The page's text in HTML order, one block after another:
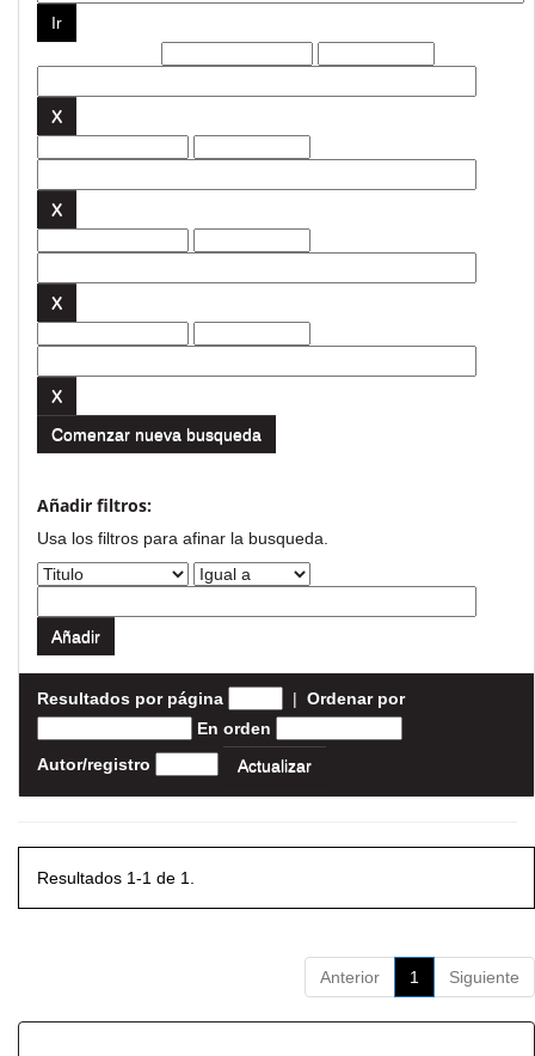
Comenzar nueva busqueda
Añadir filtros:
Usa los filtros para afinar la busqueda.
Resultados por página | Ordenar por
En orden
Autor/registro
Resultados 1-1 de 1.
Anterior 1 Siguiente